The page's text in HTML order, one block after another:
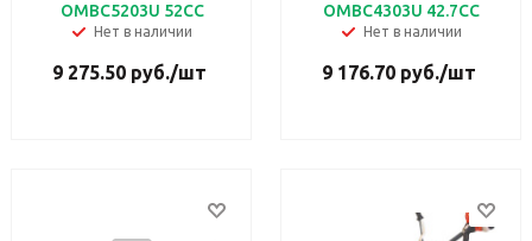
ОМBC5203U 52CC
Нет в наличии
9 275.50 руб./шт
ОМBC4303U 42.7CC
Нет в наличии
9 176.70 руб./шт